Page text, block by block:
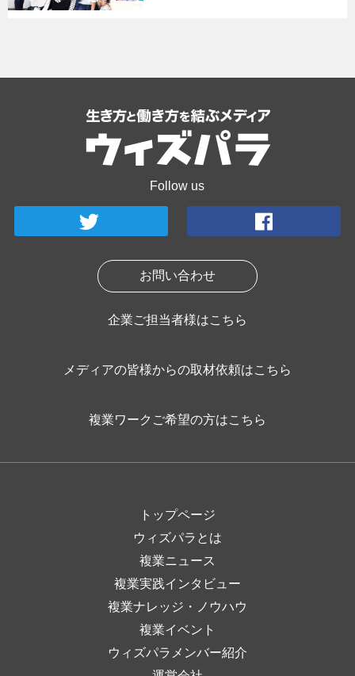
Follow us
お問い合わせ
企業ご担当者様はこちら
メディアの皆様からの取材依頼はこちら
複業ワークご希望の方はこちら
トップページ
ウィズパラとは
複業ニュース
複業実践インタビュー
複業ナレッジ・ノウハウ
複業イベント
ウィズパラメンバー紹介